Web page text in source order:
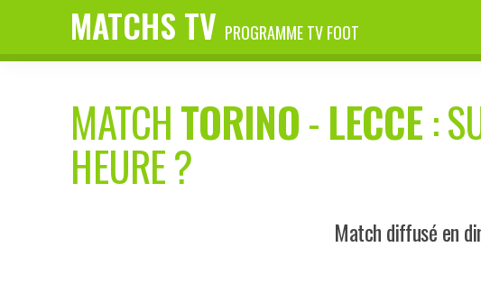
MATCHS TV PROGRAMME TV FOOT
MATCHTORINO-LECCE:
HEURE ?
Match diffusé en